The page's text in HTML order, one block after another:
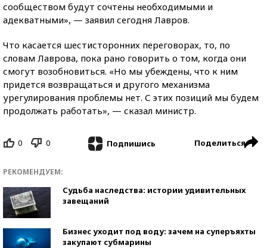
сообществом будут сочтены необходимыми и
адекватными», — заявил сегодня Лавров.
Что касается шестисторонних переговорах, то, по
словам Лаврова, пока рано говорить о том, когда они
смогут возобновиться. «Но мы убеждены, что к ним
придется возвращаться и другого механизма
урегулирования проблемы нет. С этих позиций мы будем
продолжать работать», — сказал министр.
0 0 Подпишись Поделиться
РЕКОМЕНДУЕМ:
Судьба наследства: истории удивительных
завещаний
Бизнес уходит под воду: зачем на суперъяхты
закупают субмарины